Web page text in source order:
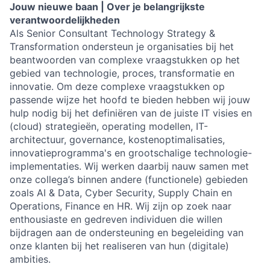
Jouw nieuwe baan | Over je belangrijkste
verantwoordelijkheden
Als Senior Consultant Technology Strategy &
Transformation ondersteun je organisaties bij het
beantwoorden van complexe vraagstukken op het
gebied van technologie, proces, transformatie en
innovatie. Om deze complexe vraagstukken op
passende wijze het hoofd te bieden hebben wij jouw
hulp nodig bij het definiëren van de juiste IT visies en
(cloud) strategieën, operating modellen, IT-
architectuur, governance, kostenoptimalisaties,
innovatieprogramma's en grootschalige technologie-
implementaties. Wij werken daarbij nauw samen met
onze collega’s binnen andere (functionele) gebieden
zoals AI & Data, Cyber Security, Supply Chain en
Operations, Finance en HR. Wij zijn op zoek naar
enthousiaste en gedreven individuen die willen
bijdragen aan de ondersteuning en begeleiding van
onze klanten bij het realiseren van hun (digitale)
ambities.